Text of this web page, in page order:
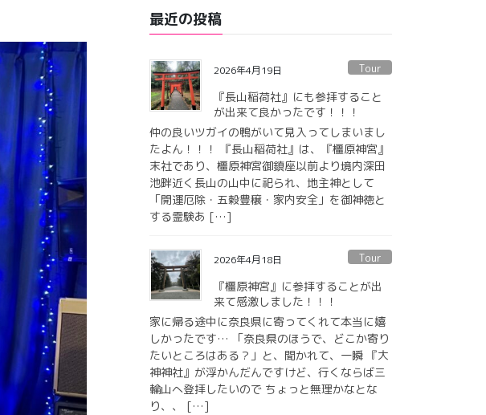
最近の投稿
2026年4月19日 Tour
『長山稲荷社』にも参拝すること
が出来て良かったです！！！
仲の良いツガイの鴨がいて見入ってしまいまし
たよん！！！ 『長山稲荷社』は、『橿原神宮』
末社であり、橿原神宮御鎮座以前より境内深田
池畔近く長山の山中に祀られ、地主神として
「開運厄除・五穀豊穣・家内安全」を御神徳と
する霊験あ […]
2026年4月18日 Tour
『橿原神宮』に参拝することが出
来て感激しました！！！
家に帰る途中に奈良県に寄ってくれて本当に嬉
しかったです… 「奈良県のほうで、どこか寄り
たいところはある？」と、聞かれて、一瞬 『大
神神社』が浮かんだんですけど、行くならば三
輪山へ登拝したいので ちょっと無理かなとな
り、、 […]